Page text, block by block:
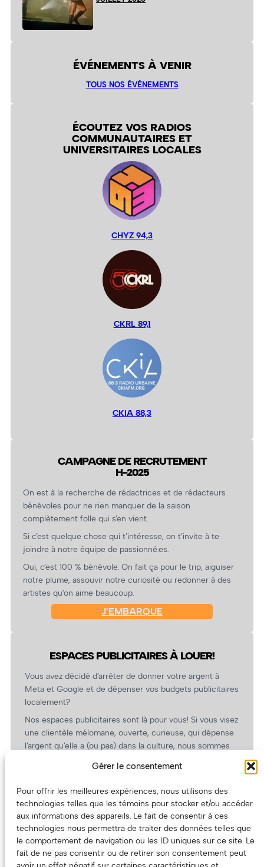
Gérer le consentement
Pour offrir les meilleures expériences, nous utilisons des
technologies telles que les témoins pour stocker et/ou accéder
aux informations des appareils. Le fait de consentir à ces
technologies nous permettra de traiter des données telles que
le comportement de navigation ou les ID uniques sur ce site. Le
fait de ne pas consentir ou de retirer son consentement peut
ÉVÉNEMENTS À VENIR
TOUS NOS ÉVÉNEMENTS
ÉCOUTEZ VOS RADIOS
COMMUNAUTAIRES ET
UNIVERSITAIRES LOCALES
CHYZ 94,3
CKRL 89,1
CKIA 88,3
CAMPAGNE DE RECRUTEMENT
H-2025
On est à la recherche de rédactrices et de rédacteurs
bénévoles pour ne rien manquer de la saison
complètement folle qui s’en vient.
Si c’est quelque chose qui t’intéresse, on t’invite à te
joindre à notre équipe de passionné.es.
Oui, c’est 100 % bénévole. On fait ça pour le trip, aiguiser
notre plume, assouvir notre curiosité ou redonner à des
artistes qu’on aime beaucoup.
J’EMBARQUE
ESPACES PUBLICITAIRES À LOUER!
Vous avez décidé d’arrêter de donner votre argent à
Meta et Google et de dépenser vos budgets publicitaires
localement?
Nos espaces publicitaires sont là pour vous! Si vous visez
une clientèle mélomane, ouverte, curieuse, qui dépense
l’argent qu’elle a (ou pas) dans la culture, nous sommes
revient.
(Oui, on va avoir des tarifs spéciaux pour vous, les
artistes!)